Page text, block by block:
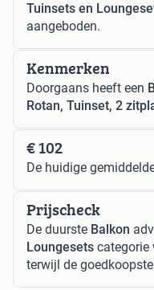
Tuinsets en
aangeboden.
Kenmerken
Doorgaans heeft een
Rotan, Tuinset, 2
€ 102
De huidige
Prijscheck
De duurste Balkon
Loungesets categorie
terwijl de